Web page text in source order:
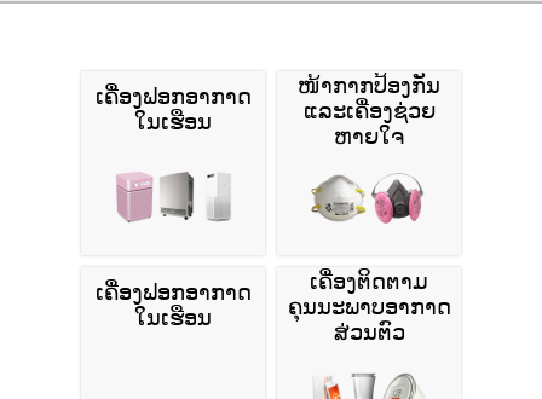
ເຄື່ອງຟອກອາກາດ
ໃນເຮືອນ
ໜ້າກາກປ້ອງກັນ
ແລະເຄື່ອງຊ່ວຍ
ຫາຍໃຈ
ເຄື່ອງຟອກອາກາດ
ໃນເຮືອນ
ເຄື່ອງຕິດຕາມ
ຄຸນນະພາບອາກາດ
ສ່ວນຕົວ